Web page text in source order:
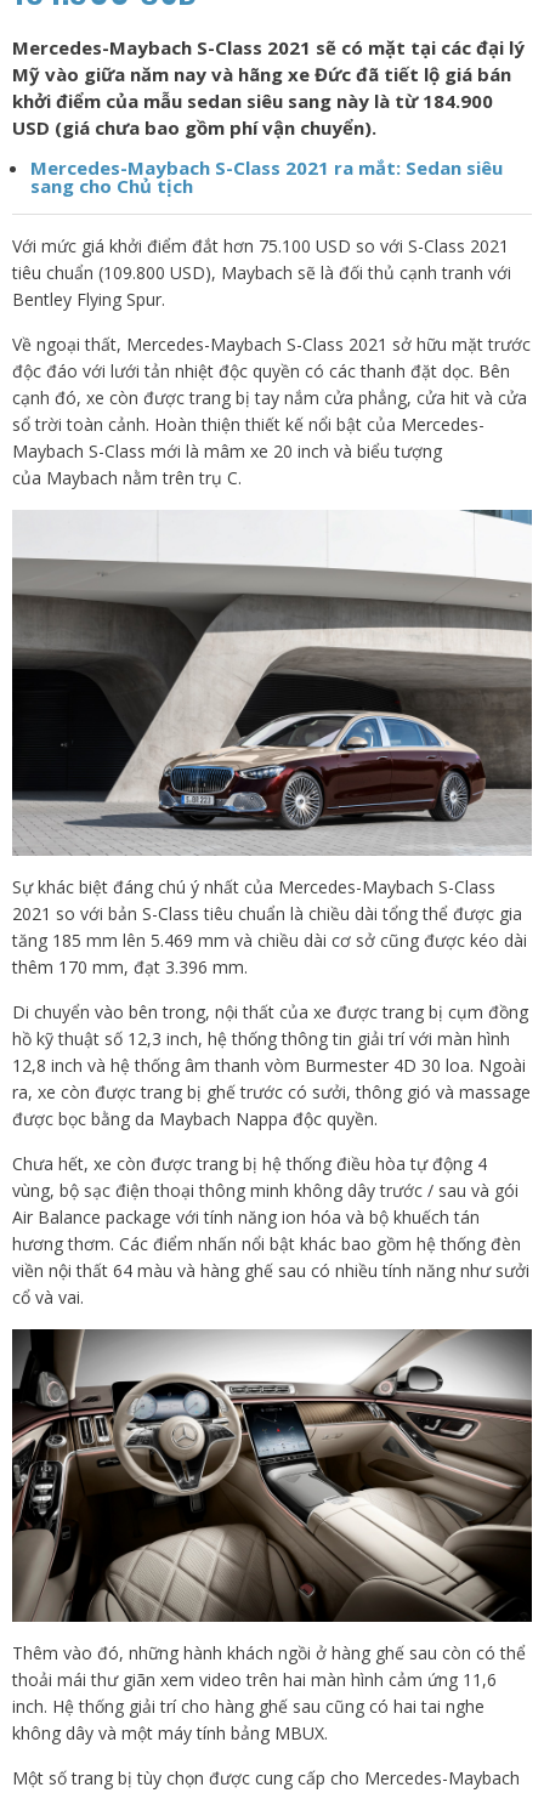
Mercedes-Maybach S-Class 2021 sẽ có mặt tại các đại lý
Mỹ vào giữa năm nay và hãng xe Đức đã tiết lộ giá bán
khởi điểm của mẫu sedan siêu sang này là từ 184.900
USD (giá chưa bao gồm phí vận chuyển).
Mercedes-Maybach S-Class 2021 ra mắt: Sedan siêu
sang cho Chủ tịch
Với mức giá khởi điểm đắt hơn 75.100 USD so với S-Class 2021
tiêu chuẩn (109.800 USD), Maybach sẽ là đối thủ cạnh tranh với
Bentley Flying Spur.
Về ngoại thất, Mercedes-Maybach S-Class 2021 sở hữu mặt trước
độc đáo với lưới tản nhiệt độc quyền có các thanh đặt dọc. Bên
cạnh đó, xe còn được trang bị tay nắm cửa phẳng, cửa hit và cửa
sổ trời toàn cảnh. Hoàn thiện thiết kế nổi bật của Mercedes-
Maybach S-Class mới là mâm xe 20 inch và biểu tượng
của Maybach nằm trên trụ C.
Sự khác biệt đáng chú ý nhất của Mercedes-Maybach S-Class
2021 so với bản S-Class tiêu chuẩn là chiều dài tổng thể được gia
tăng 185 mm lên 5.469 mm và chiều dài cơ sở cũng được kéo dài
thêm 170 mm, đạt 3.396 mm.
Di chuyển vào bên trong, nội thất của xe được trang bị cụm đồng
hồ kỹ thuật số 12,3 inch, hệ thống thông tin giải trí với màn hình
12,8 inch và hệ thống âm thanh vòm Burmester 4D 30 loa. Ngoài
ra, xe còn được trang bị ghế trước có sưởi, thông gió và massage
được bọc bằng da Maybach Nappa độc quyền.
Chưa hết, xe còn được trang bị hệ thống điều hòa tự động 4
vùng, bộ sạc điện thoại thông minh không dây trước / sau và gói
Air Balance package với tính năng ion hóa và bộ khuếch tán
hương thơm. Các điểm nhấn nổi bật khác bao gồm hệ thống đèn
viền nội thất 64 màu và hàng ghế sau có nhiều tính năng như sưởi
cổ và vai.
Thêm vào đó, những hành khách ngồi ở hàng ghế sau còn có thể
thoải mái thư giãn xem video trên hai màn hình cảm ứng 11,6
inch. Hệ thống giải trí cho hàng ghế sau cũng có hai tai nghe
không dây và một máy tính bảng MBUX.
Một số trang bị tùy chọn được cung cấp cho Mercedes-Maybach